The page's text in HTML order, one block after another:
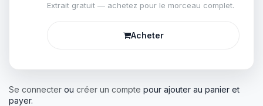
Extrait gratuit — achetez pour le morceau complet.
Acheter
Se connecter ou créer un compte pour ajouter au panier et
payer.